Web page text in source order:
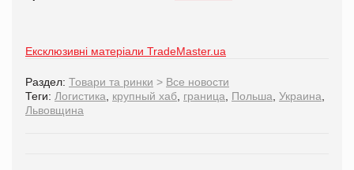
Ексклюзивні матеріали TradeMaster.ua
Раздел: Товари та ринки > Все новости
Теги: Логистика крупный хаб граница Польша Украина
Львовщина